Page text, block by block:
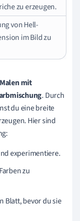
zu erzeugen.
von Hell-
im Bild zu
mit
. Durch
du eine breite
Hier sind
experimentiere.
zu
Blatt, bevor du sie